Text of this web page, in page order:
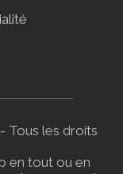
Tous les droits
en tout ou en